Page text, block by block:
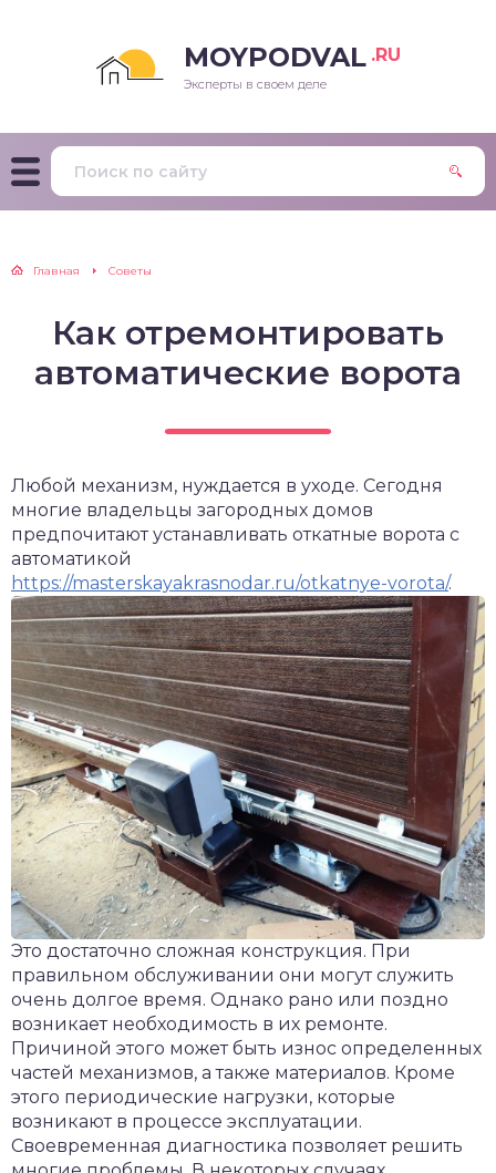
MOYPODVAL .RU
Эксперты в своем деле
Главная Советы
Как отремонтировать
автоматические ворота
Любой механизм, нуждается в уходе. Сегодня
многие владельцы загородных домов
предпочитают устанавливать откатные ворота с
автоматикой
https://masterskayakrasnodar.ru/otkatnye-vorota/.
Это достаточно сложная конструкция. При
правильном обслуживании они могут служить
очень долгое время. Однако рано или поздно
возникает необходимость в их ремонте.
Причиной этого может быть износ определенных
частей механизмов, а также материалов. Кроме
этого периодические нагрузки, которые
возникают в процессе эксплуатации.
Своевременная диагностика позволяет решить